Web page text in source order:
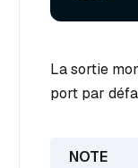
La sortie
port par